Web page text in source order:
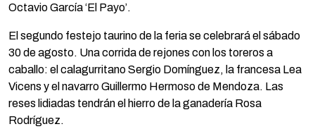
Octavio García ‘El Payo’.
El segundo festejo taurino de la feria se celebrará el sábado
30 de agosto. Una corrida de rejones con los toreros a
caballo: el calagurritano Sergio Domínguez, la francesa Lea
Vicens y el navarro Guillermo Hermoso de Mendoza. Las
reses lidiadas tendrán el hierro de la ganadería Rosa
Rodríguez.